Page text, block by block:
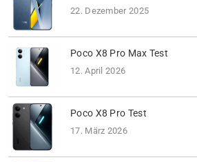
22. Dezember 2025
Poco X8 Pro Max Test
12. April 2026
Poco X8 Pro Test
17. März 2026